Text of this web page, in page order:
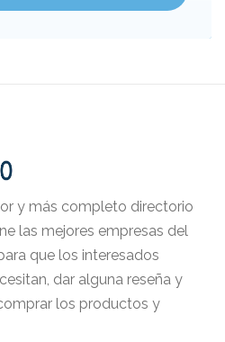
y más completo directorio
las mejores empresas del
que los interesados
dar alguna reseña y
los productos y